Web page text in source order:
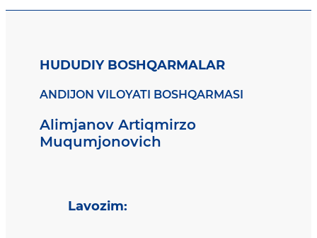
HUDUDIY BOSHQARMALAR
ANDIJON VILOYATI BOSHQARMASI
Alimjanov Artiqmirzo
Muqumjonovich
Lavozim: